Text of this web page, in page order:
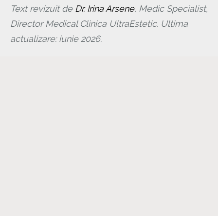
Text revizuit de Dr. Irina Arsene, Medic Specialist,
Director Medical Clinica UltraEstetic. Ultima
actualizare: iunie 2026.